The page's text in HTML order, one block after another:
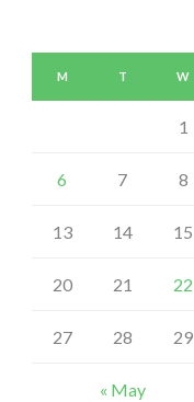
M T W
« May
1
6 7 8
13 14 15
20 21 22
27 28 29